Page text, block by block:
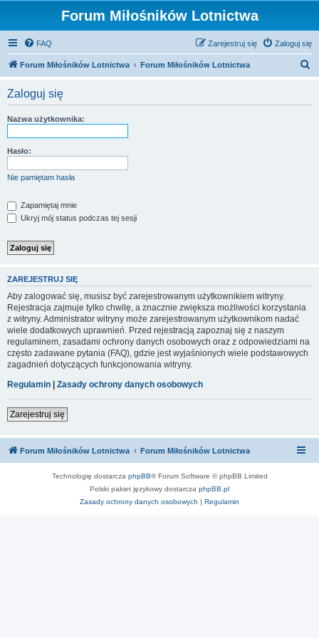
Forum Miłośników Lotnictwa
FAQ Zaloguj się
Zarejestruj się
Forum Miłośników Lotnictwa Forum Miłośników Lotnictwa
Zaloguj się
Nazwa użytkownika:
Hasło:
Nie pamiętam hasła
Zapamiętaj mnie
Ukryj mój status podczas tej sesji
ZAREJESTRUJ SIĘ
Aby zalogować się, musisz być zarejestrowanym użytkownikiem witryny.
Rejestracja zajmuje tylko chwilę, a znacznie zwiększa możliwości korzystania
z witryny. Administrator witryny może zarejestrowanym użytkownikom nadać
wiele dodatkowych uprawnień. Przed rejestracją zapoznaj się z naszym
regulaminem, zasadami ochrony danych osobowych oraz z odpowiedziami na
często zadawane pytania (FAQ), gdzie jest wyjaśnionych wiele podstawowych
zagadnień dotyczących funkcjonowania witryny.
Regulamin | Zasady ochrony danych osobowych
Zarejestruj się
Forum Miłośników Lotnictwa Forum Miłośników Lotnictwa
Technologię dostarcza phpBB® Forum Software © phpBB Limited
Polski pakiet językowy dostarcza phpBB.pl
Zasady ochrony danych osobowych | Regulamin